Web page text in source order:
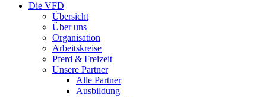
Die VFD
Übersicht
Über uns
Organisation
Arbeitskreise
Pferd & Freizeit
Unsere Partner
Alle Partner
Ausbildung